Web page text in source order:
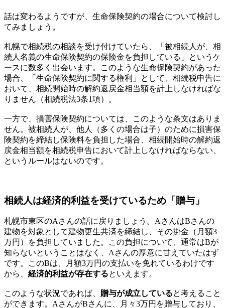
話は変わるようですが、生命保険契約の場合について検討し
てみましょう。
札幌で相続税の相談を受け付けていたら、「被相続人が、相
続人名義の生命保険契約の保険金を負担している」というケ
ースに数多く出会います。このような生命保険契約があった
場合、「生命保険契約に関する権利」として、相続税申告に
おいて、相続開始時の解約返戻金相当額を計上しなければな
りません（相続税法3条1項）。
一方で、損害保険契約については、このような条文はありま
せん。被相続人が、他人（多くの場合は子）のために損害保
険契約を締結し保険料を負担した場合、相続開始時の解約返
戻金相当額を相続税申告において計上しなければならない、
というルールはないのです。
相続人は経済的利益を受けているため「贈与」
札幌市東区のAさんの話に戻りましょう。AさんはBさんの
建物を対象として建物更生共済を締結し、その掛金（月額3
万円）を負担していました。この負担について、通常はBが
知らないということはなく、Aさんの厚意に甘えていたはず
です。このBは、月額3万円の支払いを免れているわけです
から、 経済的利益が存在するといえます。
このような状況であれば、 贈与が成立していると考えること
ができます。AさんがBさんに、月々3万円を贈与しており、